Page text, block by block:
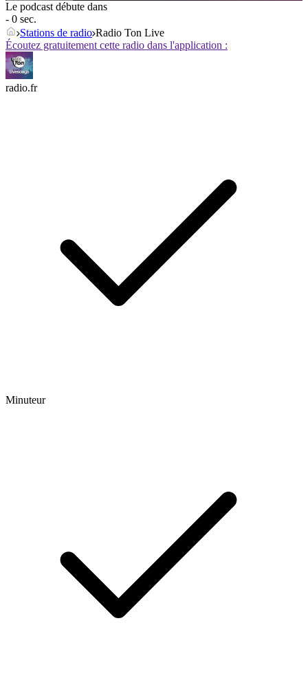
Le podcast débute dans
- 0 sec.
Stations de radio Radio Ton Live
Écoutez gratuitement cette radio dans l'application :
radio.fr
Minuteur